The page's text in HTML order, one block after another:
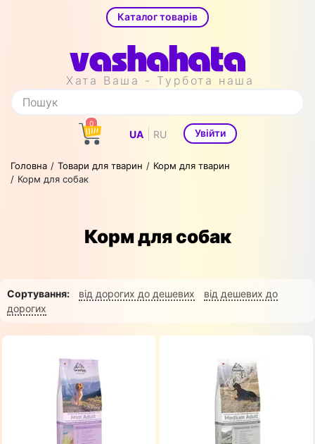
Каталог товарів
Хата Ваша - Турбота наша
0
UA RU Увійти
Головна Товари для тварин
Корм для тварин
Корм для собак
Корм для собак
Сортування: від дорогих до дешевих
від дешевих до
дорогих